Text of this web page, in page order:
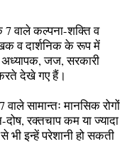
7 वाले कल्पना-शक्ति व
व दार्शनिक के रूप में
जज, सरकारी
देखे गए हैं।
सामान्तः मानसिक रोगों
रक्तचाप कम या ज्यादा
भी इन्हें परेशानी हो सकती